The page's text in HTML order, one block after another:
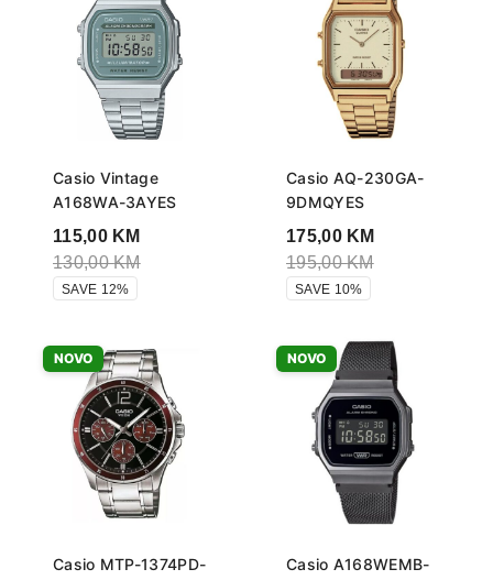
Casio Vintage
A168WA-3AYES
115,00 KM
130,00KM
SAVE 12%
Casio AQ-230GA-
9DMQYES
175,00 KM
195,00KM
SAVE 10%
NOVO
Casio MTP-1374PD-
NOVO
Casio A168WEMB-